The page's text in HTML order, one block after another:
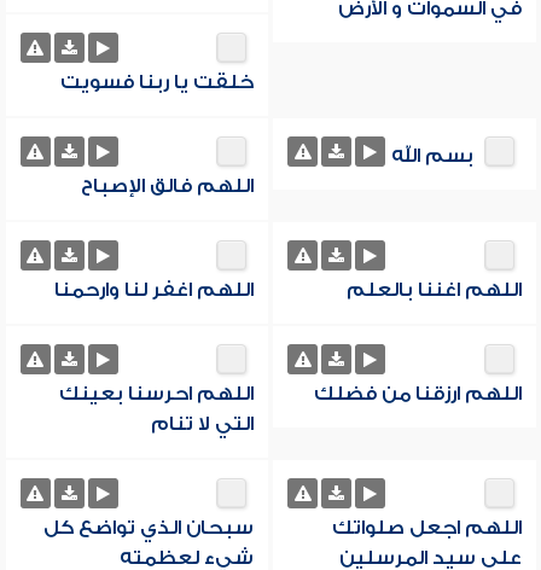
في السموات و الأرض
خلقت يا ربنا فسويت
بسم الله
اللهم فالق الإصباح
اللهم اغننا بالعلم اللهم اغفر لنا وارحمنا
اللهم ارزقنا من فضلك
اللهم احرسنا بعينك
التي لا تنام
اللهم اجعل صلواتك
على سيد المرسلين
سبحان الذي تواضع كل
شيء لعظمته